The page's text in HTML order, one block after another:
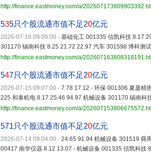
http://finance.eastmoney.com/a/
535只个股流通市值不足20亿元
2026-07-16 09:09:00 - 基础化工 001335 信凯科技 8.17
301170 锡南科技 8.25 21.72 22.97 汽车 301598 博科测
http://finance.eastmoney.com/a/
547只个股流通市值不足20亿元
2026-07-15 09:07:00 - 7.78 17.12 - 环保 001306 夏厦精
225 和泰机电 8.17 25.46 94.97 机械设备 301170 锡南科
http://finance.eastmoney.com/a/
571只个股流通市值不足20亿元
2026-07-14 09:04:00 - 24.65 91.94 机械设备 301519 舜
00417 南华仪器 8.12 13.07 - 机械设备 001335 信凯科技